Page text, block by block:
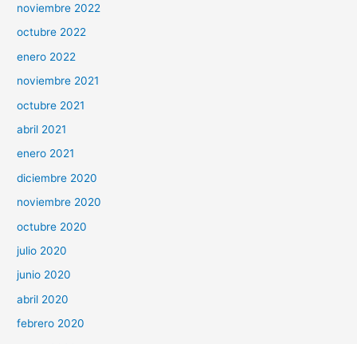
noviembre 2022
octubre 2022
enero 2022
noviembre 2021
octubre 2021
abril 2021
enero 2021
diciembre 2020
noviembre 2020
octubre 2020
julio 2020
junio 2020
abril 2020
febrero 2020